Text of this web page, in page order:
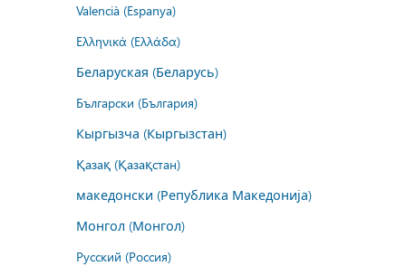
Valencià (Espanya)
Ελληνικά (Ελλάδα)
Беларуская (Беларусь)
Български (България)
Кыргызча (Кыргызстан)
Қазақ (Қазақстан)
македонски (Република Македонија)
Монгол (Монгол)
Русский (Россия)